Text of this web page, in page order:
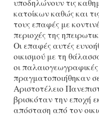
υποδηλώνουν τις
κατοίκων καθώς και
τους επαφές με
περιοχές της
Οι επαφές αυτές
οικισμού με τη
οι
πραγματοποιήθηκαν
Αριστοτέλειο
βρισκόταν την εποχή
απόσταση από τον